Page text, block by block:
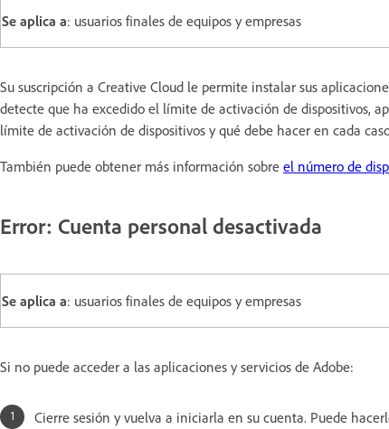
Se aplica a: usuarios finales de equipos y empresas
Su suscripción a Creative Cloud le permite instalar sus
detecte que ha excedido el límite de activación de dispositivos,
límite de activación de dispositivos y qué debe hacer en cada
También puede obtener más información sobre el número de
Error: Cuenta personal desactivada
Se aplica a: usuarios finales de equipos y empresas
Si no puede acceder a las aplicaciones y servicios de Adobe:
Cierre sesión y vuelva a iniciarla en su cuenta. Puede